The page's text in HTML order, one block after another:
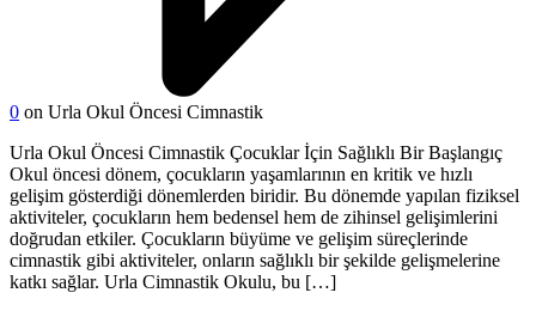
0 on Urla Okul Öncesi Cimnastik
Urla Okul Öncesi Cimnastik Çocuklar İçin Sağlıklı Bir Başlangıç
Okul öncesi dönem, çocukların yaşamlarının en kritik ve hızlı
gelişim gösterdiği dönemlerden biridir. Bu dönemde yapılan fiziksel
aktiviteler, çocukların hem bedensel hem de zihinsel gelişimlerini
doğrudan etkiler. Çocukların büyüme ve gelişim süreçlerinde
cimnastik gibi aktiviteler, onların sağlıklı bir şekilde gelişmelerine
katkı sağlar. Urla Cimnastik Okulu, bu […]